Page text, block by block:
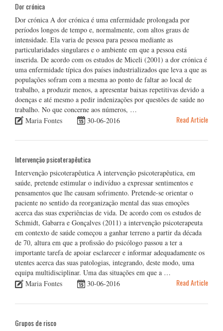
Dor crónica
Dor crónica A dor crónica é uma enfermidade prolongada por
períodos longos de tempo e, normalmente, com altos graus de
intensidade. Ela varia de pessoa para pessoa mediante as
particularidades singulares e o ambiente em que a pessoa está
inserida. De acordo com os estudos de Miceli (2001) a dor crónica é
uma enfermidade típica dos países industrializados que leva a que as
populações sofram com a mesma ao ponto de faltar ao local de
trabalho, a produzir menos, a apresentar baixas repetitivas devido a
doenças e até mesmo a pedir indenizações por questões de saúde no
trabalho. No que concerne aos números, …
Maria Fontes
30-06-2016 Read Article
Intervenção psicoterapêutica
Intervenção psicoterapêutica A intervenção psicoterapêutica, em
saúde, pretende estimular o indivíduo a expressar sentimentos e
pensamentos que lhe causam sofrimento. Pretende-se orientar o
paciente no sentido da reorganização mental das suas emoções
acerca das suas experiências de vida. De acordo com os estudos de
Schmidt, Gabarra e Gonçalves (2011) a intervenção psicoterapeuta
em contexto de saúde começou a ganhar terreno a partir da década
de 70, altura em que a profissão do psicólogo passou a ter a
importante tarefa de apoiar esclarecer e informar adequadamente os
utentes acerca das suas patologias, integrando, deste modo, uma
equipa multidisciplinar. Uma das situações em que a …
Maria Fontes
30-06-2016 Read Article
Grupos de risco